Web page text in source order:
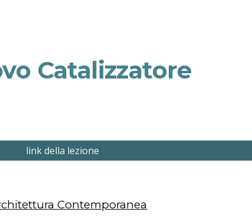
Catalizzatore
link della lezione
Contemporanea